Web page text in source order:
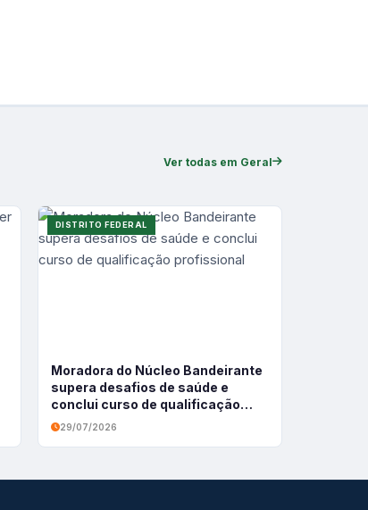
Ver todas em Geral
DISTRITO FEDERAL
Moradora do Núcleo Bandeirante
supera desafios de saúde e
conclui curso de qualificação
profissional
29/07/2026